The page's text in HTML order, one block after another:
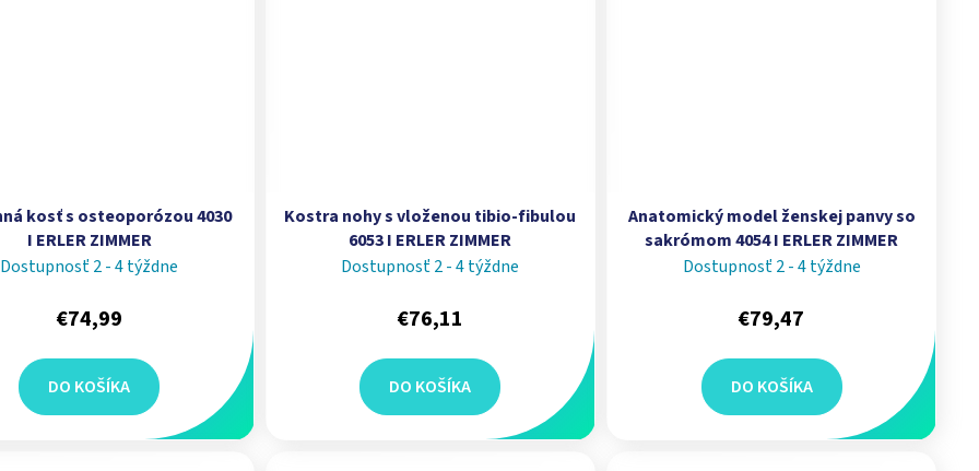
kosť s osteoporózou 4030
I ERLER ZIMMER
Dostupnosť 2 - 4 týždne
€74,99
DO KOŠÍKA
Kostra nohy s vloženou tibio-fibulou
6053 I ERLER ZIMMER
Dostupnosť 2 - 4 týždne
€76,11
DO KOŠÍKA
Anatomický model ženskej panvy so
sakrómom 4054 I ERLER ZIMMER
Dostupnosť 2 - 4 týždne
€79,47
DO KOŠÍKA